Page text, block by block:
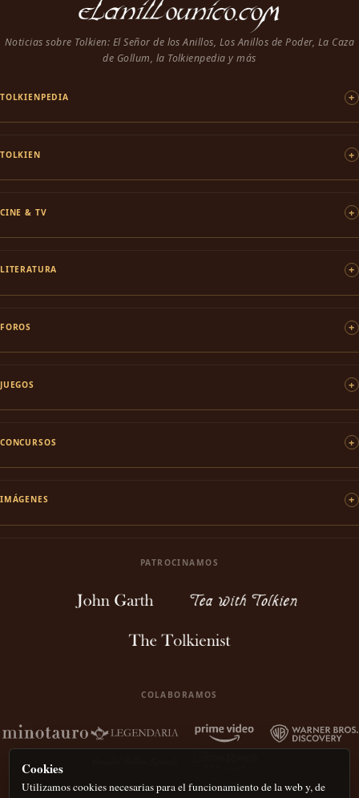
Noticias sobre Tolkien: El Señor de los Anillos, Los Anillos de Poder, La Caza
de Gollum, la Tolkienpedia y más
TOLKIENPEDIA
TOLKIEN
CINE & TV
LITERATURA
FOROS
JUEGOS
CONCURSOS
IMÁGENES
PATROCINAMOS
COLABORAMOS
Cookies
Utilizamos cookies necesarias para el funcionamiento de la web y, de